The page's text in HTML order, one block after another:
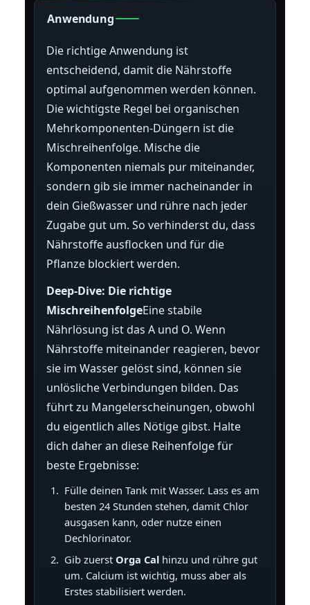
Anwendung
Die richtige Anwendung ist
entscheidend, damit die Nährstoffe
optimal aufgenommen werden können.
Die wichtigste Regel bei organischen
Mehrkomponenten-Düngern ist die
Mischreihenfolge. Mische die
Komponenten niemals pur miteinander,
sondern gib sie immer nacheinander in
dein Gießwasser und rühre nach jeder
Zugabe gut um. So verhinderst du, dass
Nährstoffe ausflocken und für die
Pflanze blockiert werden.
Deep-Dive: Die richtige
MischreihenfolgeEine stabile
Nährlösung ist das A und O. Wenn
Nährstoffe miteinander reagieren, bevor
sie im Wasser gelöst sind, können sie
unlösliche Verbindungen bilden. Das
führt zu Mangelerscheinungen, obwohl
du eigentlich alles Nötige gibst. Halte
dich daher an diese Reihenfolge für
beste Ergebnisse:
Fülle deinen Tank mit Wasser. Lass es am
besten 24 Stunden stehen, damit Chlor
ausgasen kann, oder nutze einen
Dechlorinator.
Gib zuerst Orga Calhinzu und rühre gut
um. Calcium ist wichtig, muss aber als
Erstes stabilisiert werden.